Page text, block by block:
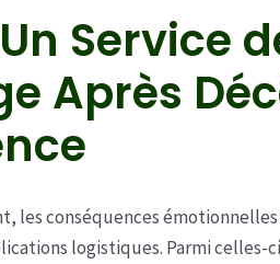
Service
Après
les conséquences
logistiques. Parmi celles-